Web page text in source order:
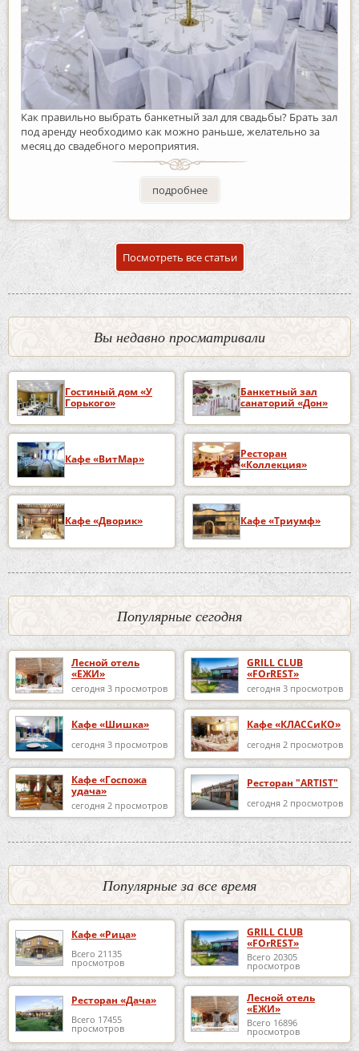
Как правильно выбрать банкетный зал для свадьбы? Брать зал
под аренду необходимо как можно раньше, желательно за
месяц до свадебного мероприятия.
подробнее
Посмотреть все статьи
Вы недавно просматривали
Гостиный дом «У
Горького»
Банкетный зал
санаторий «Дон»
Кафе «ВитМар»
Ресторан
«Коллекция»
Кафе «Дворик» Кафе «Триумф»
Популярные сегодня
Лесной отель
«ЕЖИ»
сегодня 3 просмотров
GRILL CLUB
«FOrREST»
сегодня 3 просмотров
Кафе «Шишка»
сегодня 3 просмотров
Кафе «КЛАССиКО»
сегодня 2 просмотров
Кафе «Госпожа
удача»
сегодня 2 просмотров
Ресторан "ARTIST"
сегодня 2 просмотров
Популярные за все время
Кафе «Рица»
Всего 21135
просмотров
GRILL CLUB
«FOrREST»
Всего 20305
просмотров
Ресторан «Дача»
Всего 17455
просмотров
Лесной отель
«ЕЖИ»
Всего 16896
просмотров